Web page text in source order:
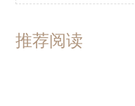
推荐阅读